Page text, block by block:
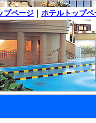
プページ ｜ ホテルトップペ